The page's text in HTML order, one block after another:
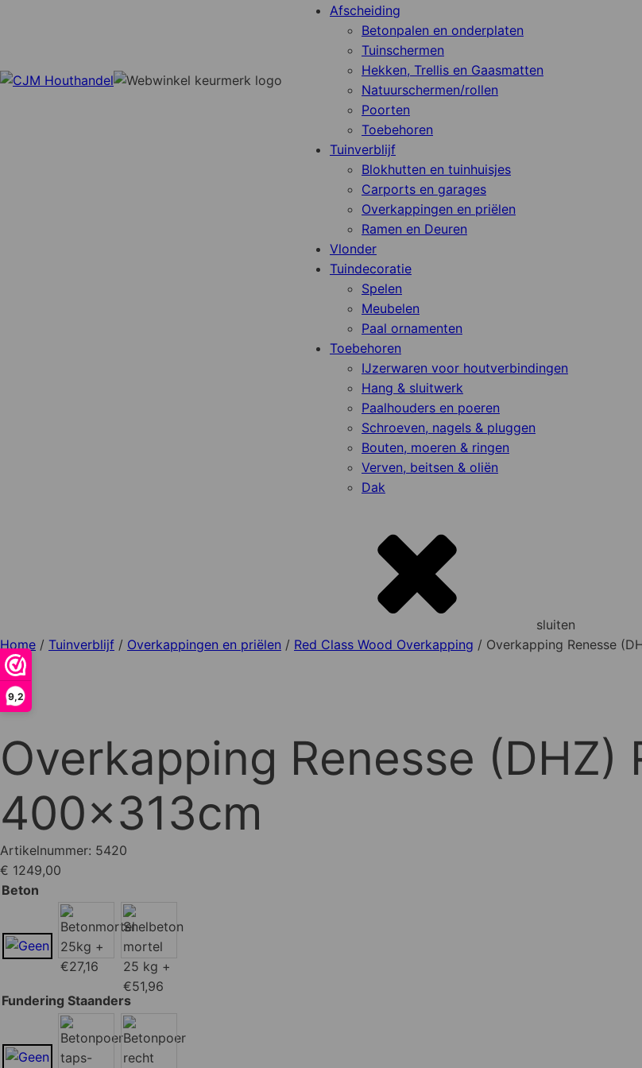
9,2
Afscheiding
Betonpalen en onderplaten
Tuinschermen
Hekken, Trellis en Gaasmatten
Natuurschermen/rollen
Poorten
Toebehoren
Tuinverblijf
Blokhutten en tuinhuisjes
Carports en garages
Overkappingen en priëlen
Ramen en Deuren
Vlonder
Tuindecoratie
Spelen
Meubelen
Paal ornamenten
Toebehoren
IJzerwaren voor houtverbindingen
Hang & sluitwerk
Paalhouders en poeren
Schroeven, nagels & pluggen
Bouten, moeren & ringen
Verven, beitsen & oliën
Dak
sluiten
Home / Tuinverblijf / Overkappingen en priëlen / Red Class Wood Overkapping / Overkapping Renesse
Overkapping Renesse (DHZ)
400x313cm
Artikelnummer: 5420
€ 1249,00
Beton
Fundering Staanders